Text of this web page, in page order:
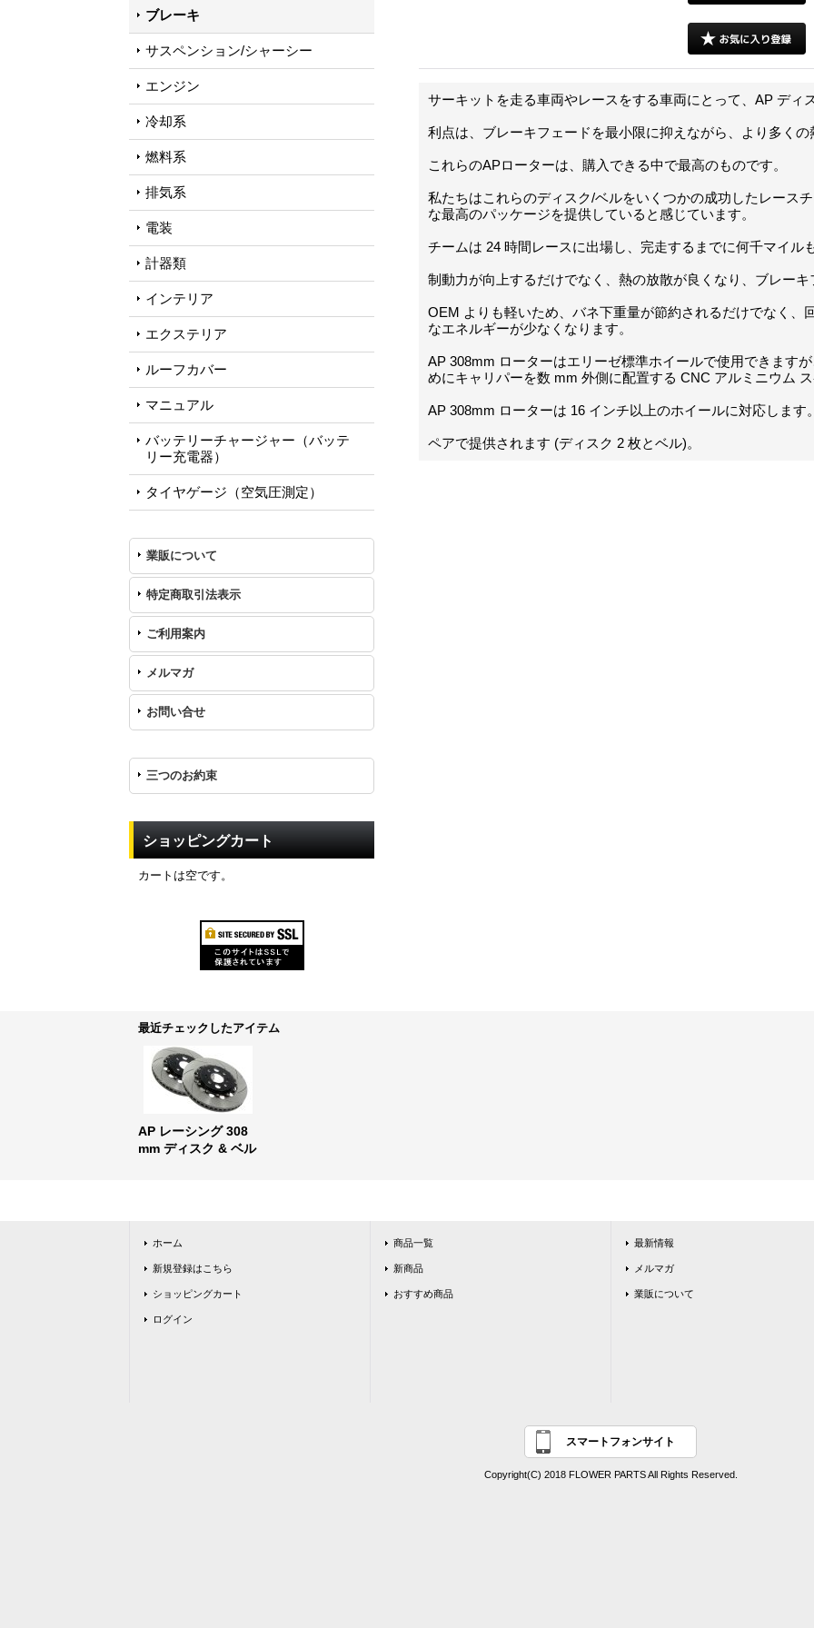
ブレーキ
サスペンション/シャーシー
エンジン
冷却系
燃料系
排気系
電装
計器類
インテリア
エクステリア
ルーフカバー
マニュアル
バッテリーチャージャー（バッテ
リー充電器）
タイヤゲージ（空気圧測定）
業販について
特定商取引法表示
ご利用案内
メルマガ
お問い合せ
三つのお約束
ショッピングカート
カートは空です。
サーキットを走る車両やレースをする車両にとって、AP ディ
利点は、ブレーキフェードを最小限に抑えながら、より多くの
これらのAPローターは、購入できる中で最高のものです。
私たちはこれらのディスク/ベルをいくつかの成功したレース
な最高のパッケージを提供していると感じています。
チームは 24 時間レースに出場し、完走するまでに何千マイル
制動力が向上するだけでなく、熱の放散が良くなり、ブレーキ
OEM よりも軽いため、バネ下重量が節約されるだけでなく、
なエネルギーが少なくなります。
AP 308mm ローターはエリーゼ標準ホイールで使用できます
めにキャリパーを数 mm 外側に配置する CNC アルミニウム
AP 308mm ローターは 16 インチ以上のホイールに対応します。
ペアで提供されます (ディスク 2 枚とベル)。
最近チェックしたアイテム
AP レーシング 308
mm ディスク & ベル
ホーム
新規登録はこちら
ショッピングカート
ログイン
商品一覧
新商品
おすすめ商品
最新情報
メルマガ
業販について
スマートフォンサイト
Copyright(C) 2018 FLOWER PARTS All Rights Reserved.